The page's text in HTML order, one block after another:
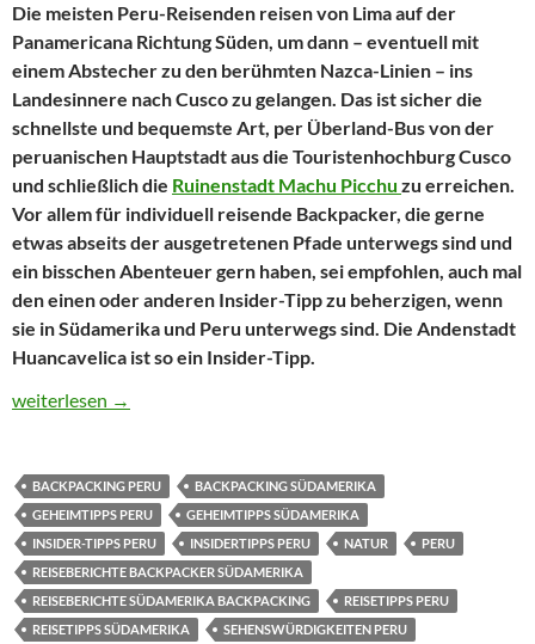
Die meisten Peru-Reisenden reisen von Lima auf der
Panamericana Richtung Süden, um dann – eventuell mit
einem Abstecher zu den berühmten Nazca-Linien – ins
Landesinnere nach Cusco zu gelangen. Das ist sicher die
schnellste und bequemste Art, per Überland-Bus von der
peruanischen Hauptstadt aus die Touristenhochburg Cusco
und schließlich die Ruinenstadt Machu Picchu zu erreichen.
Vor allem für individuell reisende Backpacker, die gerne
etwas abseits der ausgetretenen Pfade unterwegs sind und
ein bisschen Abenteuer gern haben, sei empfohlen, auch mal
den einen oder anderen Insider-Tipp zu beherzigen, wenn
sie in Südamerika und Peru unterwegs sind. Die Andenstadt
Huancavelica ist so ein Insider-Tipp.
Peru: Geheimtipp Huancavelica – Individuell durchs Andenland
weiterlesen →
BACKPACKING PERU
BACKPACKING SÜDAMERIKA
GEHEIMTIPPS PERU
GEHEIMTIPPS SÜDAMERIKA
INSIDER-TIPPS PERU
INSIDERTIPPS PERU NATUR
PERU
REISEBERICHTE BACKPACKER SÜDAMERIKA
REISEBERICHTE SÜDAMERIKA BACKPACKING
REISETIPPS PERU
REISETIPPS SÜDAMERIKA
SEHENSWÜRDIGKEITEN PERU